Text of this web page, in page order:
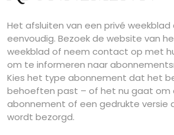
Het afsluiten van een privé
eenvoudig. Bezoek de website van
weekblad of neem contact op met
om te informeren naar
Kies het type abonnement dat het
behoeften past – of het nu gaat om
abonnement of een gedrukte versie
wordt bezorgd.